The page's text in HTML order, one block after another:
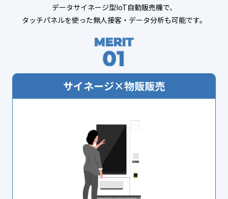
データサイネージ型IoT自動販売機で、
タッチパネルを使った無人接客・データ分析も可能です。
サイネージ×物販販売